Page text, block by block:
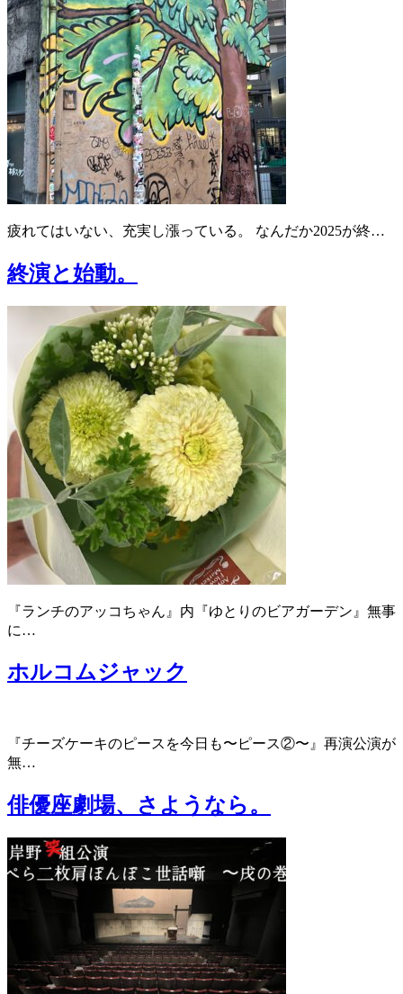
疲れてはいない、充実し漲っている。 なんだか2025が終…
終演と始動。
『ランチのアッコちゃん』内『ゆとりのビアガーデン』無事
に…
ホルコムジャック
『チーズケーキのピースを今日も〜ピース②〜』再演公演が
無…
俳優座劇場、さようなら。